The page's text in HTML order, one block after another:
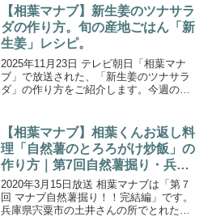
言われる北本市は、大宮台地の上にある
ため水はけが良く、...
【相葉マナブ】新生姜のツナサラ
ダの作り方。旬の産地ごはん「新
生姜」レシピ。
2025年11月23日 テレビ朝日「相葉マナ
ブ」で放送された、「新生姜のツナサラ
ダ」の作り方をご紹介します。今週の旬
てているのは、“大生姜”という粒が大きい
生姜です。み...
【相葉マナブ】相葉くんお返し料
理「自然薯のとろろがけ炒飯」の
作り方｜第7回自然薯掘り・兵庫
県宍粟市（2020.3.15）
2020年3月15日放送 相葉マナブは「第７
回 マナブ自然薯掘り！！完結編」です。
兵庫県宍粟市の土井さんの所でとれた自